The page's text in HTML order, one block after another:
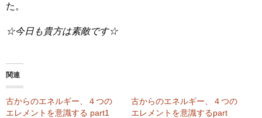
た。
☆今日も貴方は素敵です☆
関連
古からのエネルギー、４つの
エレメントを意識する part1
古からのエネルギー、４つの
エレメントを意識するpart